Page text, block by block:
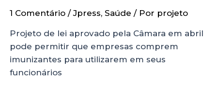
1 Comentário /Jpress, Saúde / Por projeto
Projeto de lei aprovado pela Câmara em abril
pode permitir que empresas comprem
imunizantes para utilizarem em seus
funcionários